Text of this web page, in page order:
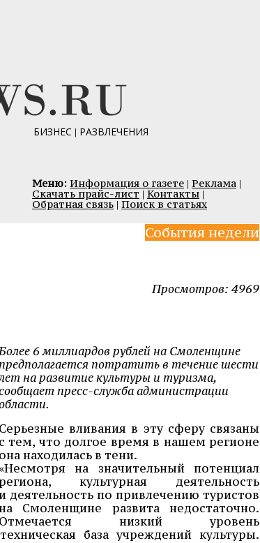
БИЗНЕС | РАЗВЛЕЧЕНИЯ
Меню: Информация о газете | Реклама |
Скачать прайс-лист | Контакты |
Обратная связь | Поиск в статьях
События недели
Просмотров: 4969
6 миллиардов рублей на Смоленщине
потратить в течение шести
на развитие культуры и туризма,
пресс-служба администрации
Серьезные вливания в эту сферу связаны
с тем, что долгое время в нашем регионе
она находилась в тени.
на значительный потенциал
культурная деятельность
деятельность по привлечению туристов
Смоленщине развита недостаточно.
Отмечается низкий уровень
база учреждений культуры.